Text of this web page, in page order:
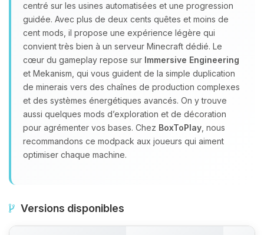
centré sur les usines automatisées et une progression
guidée. Avec plus de deux cents quêtes et moins de
cent mods, il propose une expérience légère qui
convient très bien à un serveur Minecraft dédié. Le
cœur du gameplay repose sur Immersive Engineering
et Mekanism, qui vous guident de la simple duplication
de minerais vers des chaînes de production complexes
et des systèmes énergétiques avancés. On y trouve
aussi quelques mods d’exploration et de décoration
pour agrémenter vos bases. Chez BoxToPlay , nous
recommandons ce modpack aux joueurs qui aiment
optimiser chaque machine.
Versions disponibles